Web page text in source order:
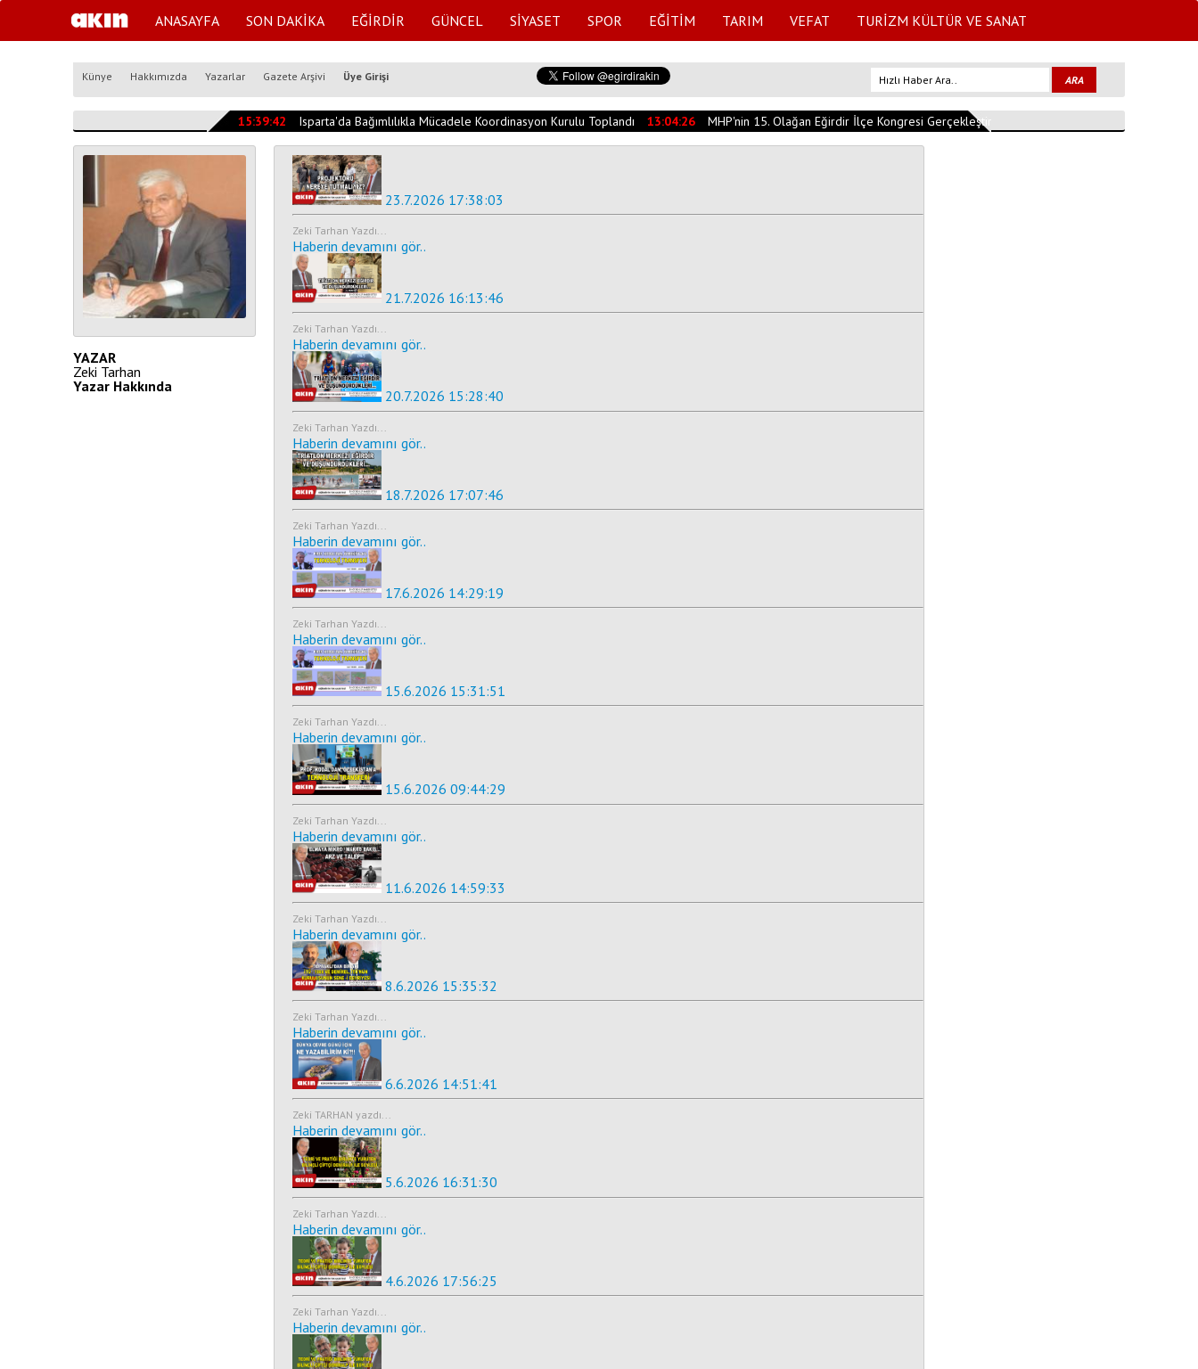
ANASAYFA SON DAKİKA EĞİRDİR GÜNCEL SİYASET SPOR EĞİTİM TARIM VEFAT TURİZM KÜLTÜR VE SANAT
Künye Hakkımızda Yazarlar Gazete Arşivi Üye Girişi
15:39:42 Isparta'da Bağımlılıkla Mücadele Koordinasyon Kurulu Toplandı 13:04:26 MHP'nin 15. Olağan Eğirdir İlçe Kongresi Gerçekleştirildi
YAZAR
Zeki Tarhan
Yazar Hakkında
23.7.2026 17:38:03
Zeki Tarhan Yazdı...
Haberin devamını gör..
21.7.2026 16:13:46
Zeki Tarhan Yazdı...
Haberin devamını gör..
20.7.2026 15:28:40
Zeki Tarhan Yazdı...
Haberin devamını gör..
18.7.2026 17:07:46
Zeki Tarhan Yazdı...
Haberin devamını gör..
17.6.2026 14:29:19
Zeki Tarhan Yazdı...
Haberin devamını gör..
15.6.2026 15:31:51
Zeki Tarhan Yazdı...
Haberin devamını gör..
15.6.2026 09:44:29
Zeki Tarhan Yazdı...
Haberin devamını gör..
11.6.2026 14:59:33
Zeki Tarhan Yazdı...
Haberin devamını gör..
8.6.2026 15:35:32
Zeki Tarhan Yazdı...
Haberin devamını gör..
6.6.2026 14:51:41
Zeki TARHAN yazdı...
Haberin devamını gör..
5.6.2026 16:31:30
Zeki Tarhan Yazdı...
Haberin devamını gör..
4.6.2026 17:56:25
Zeki Tarhan Yazdı...
Haberin devamını gör..